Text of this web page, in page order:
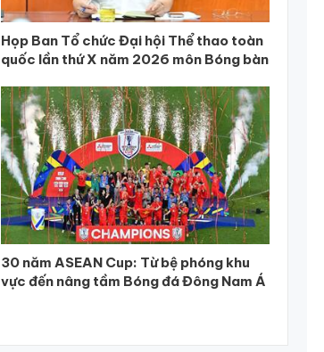
Họp Ban Tổ chức Đại hội Thể thao toàn
quốc lần thứ X năm 2026 môn Bóng bàn
30 năm ASEAN Cup: Từ bệ phóng khu
vực đến nâng tầm Bóng đá Đông Nam Á